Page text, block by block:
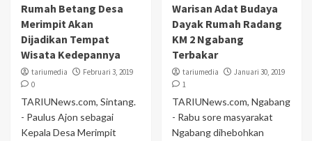
Rumah Betang Desa
Merimpit Akan
Dijadikan Tempat
Wisata Kedepannya
tariumedia
Februari 3, 2019
0
TARIUNews.com, Sintang.
- Paulus Ajon sebagai
Kepala Desa Merimpit
Warisan Adat Budaya
Dayak Rumah Radang
KM 2 Ngabang
Terbakar
tariumedia
Januari 30, 2019
1
TARIUNews.com, Ngabang
- Rabu sore masyarakat
Ngabang dihebohkan